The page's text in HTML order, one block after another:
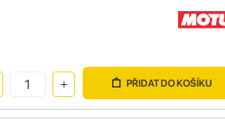
PŘIDAT DO KOŠÍKU